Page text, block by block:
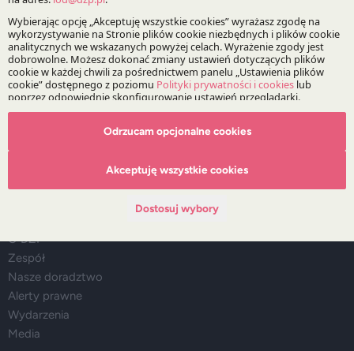
Bądź na bieżąco z DZP
Zapisz
O DZP
Zespół
Nasze doradztwo
Alerty prawne
Wydarzenia
Media
Odrzucam opcjonalne cookies
Akceptuję wszystkie cookies
Dostosuj wybory